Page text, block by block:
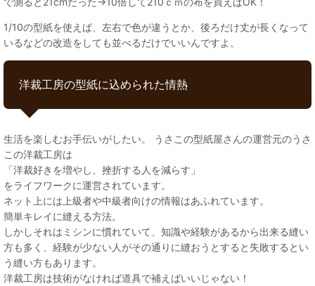
1/10の型紙を使えば、左右で色が違うとか、後ろだけ丈が長くなって
いるなどの改造をしても並べるだけでいいんですよ。
洋裁工房の型紙に込められた情熱
生活を楽しむお手伝いがしたい。 うさこの型紙屋さんの運営元のうさ
この洋裁工房は
「洋裁好きを増やし、挫折する人を減らす」
をライフワークに運営されています。
ネット上には上級者や中級者向けの情報はあふれています。
簡単キレイに縫える方法。
しかしそれはミシンに慣れていて、知識や経験があるから出来る縫い
方も多く、経験が少ない人がその通りに縫おうとすると失敗するとい
う縫い方もあります。
洋裁工房は技術がなければ道具で補えばいいじゃない！